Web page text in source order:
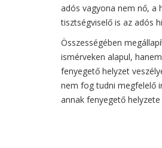
adós vagyona nem nő, a
tisztségviselő is az adós
Összességében
ismérveken alapul,
fenyegető helyzet
nem fog tudni megfelelő
annak fenyegető